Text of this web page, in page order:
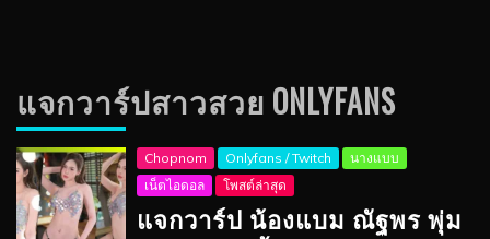
แจกวาร์ปสาวสวย ONLYFANS
Chopnom Onlyfans / Twitch
นางแบบ
เน็ตไอดอล
โพสต์ล่าสุด
แจกวาร์ป น้องแบม ณัฐพร พุ่ม